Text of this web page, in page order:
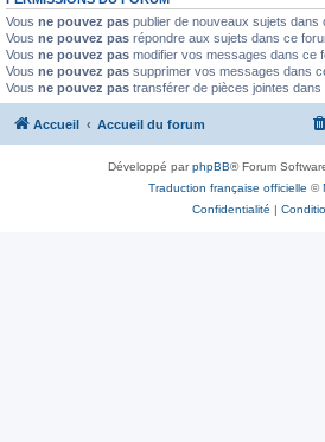
Vous ne pouvez pas publier de nouveaux sujets dans
Vous ne pouvez pas répondre aux sujets dans ce
Vous ne pouvez pas modifier vos messages dans ce
Vous ne pouvez pas supprimer vos messages dans
Vous ne pouvez pas transférer de pièces jointes dans
Accueil Accueil du forum
Développé parphpBB® Forum
Traduction française officielle ©
Confidentialité |